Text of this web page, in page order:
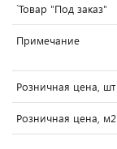
`Товар "Под заказ"
Примечание
Розничная цена, шт
Розничная цена, м2